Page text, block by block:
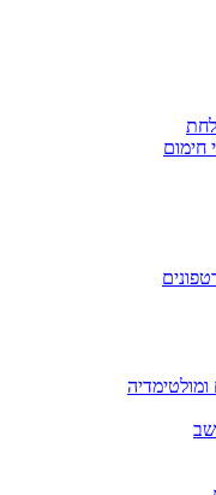
חימום